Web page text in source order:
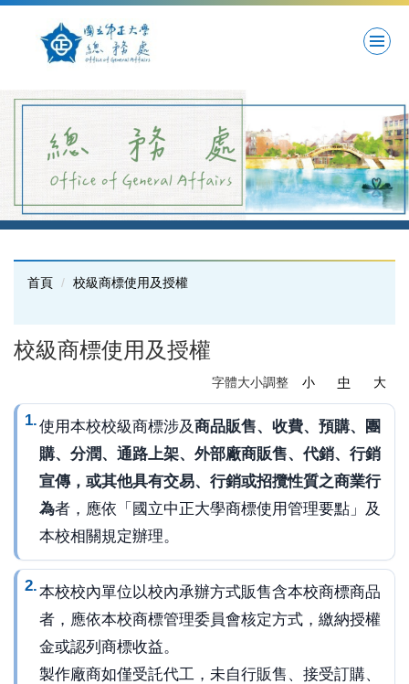
首頁 校級商標使用及授權
校級商標使用及授權
字體大小調整 小 中 大
使用本校校級商標涉及商品販售、收費、預購、團
購、分潤、通路上架、外部廠商販售、代銷、行銷
宣傳，或其他具有交易、行銷或招攬性質之商業行
為者，應依「國立中正大學商標使用管理要點」及
本校相關規定辦理。
本校校內單位以校內承辦方式販售含本校商標商品
者，應依本校商標管理委員會核定方式，繳納授權
金或認列商標收益。
製作廠商如僅受託代工，未自行販售、接受訂購、